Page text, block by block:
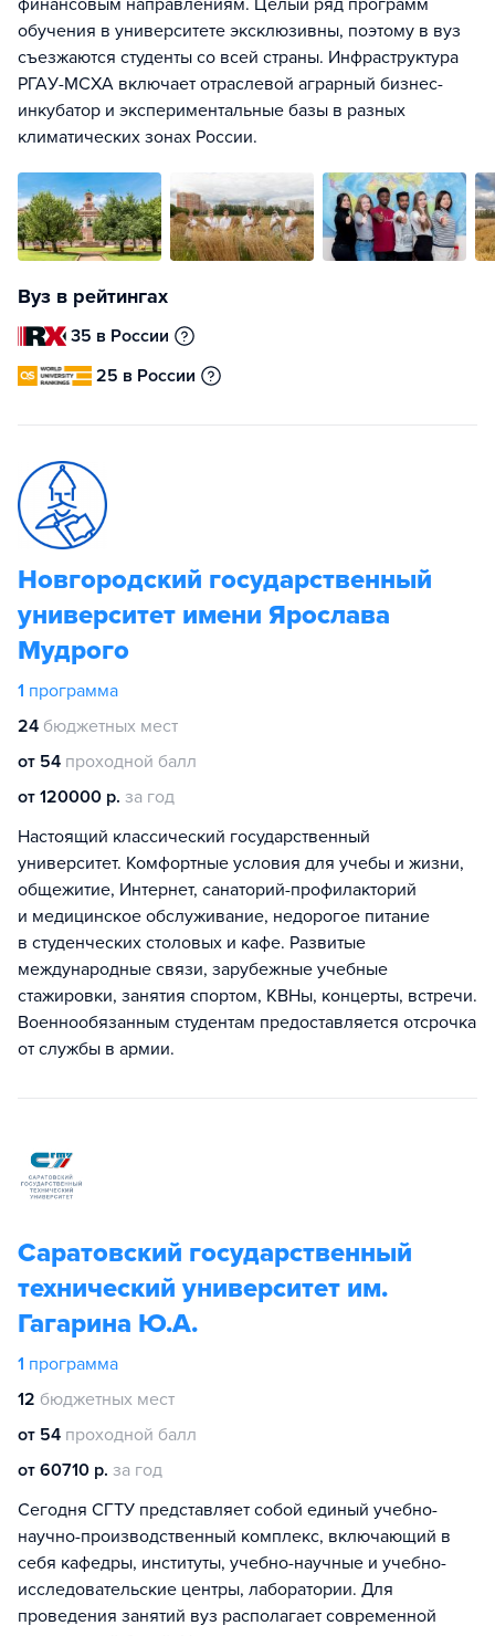
финансовым направлениям. Целый ряд программ
обучения в университете эксклюзивны, поэтому в вуз
съезжаются студенты со всей страны. Инфраструктура
РГАУ-МСХА включает отраслевой аграрный бизнес-
инкубатор и экспериментальные базы в разных
климатических зонах России.
Вуз в рейтингах
35 в России
25 в России
Новгородский государственный
университет имени Ярослава
Мудрого
1 программа
24 бюджетных мест
от 54 проходной балл
от 120000 р. за год
Настоящий классический государственный
университет. Комфортные условия для учебы и жизни,
общежитие, Интернет, санаторий-профилакторий
и медицинское обслуживание, недорогое питание
в студенческих столовых и кафе. Развитые
международные связи, зарубежные учебные
стажировки, занятия спортом, КВНы, концерты, встречи.
Военнообязанным студентам предоставляется отсрочка
от службы в армии.
Саратовский государственный
технический университет им.
Гагарина Ю.А.
1 программа
12 бюджетных мест
от 54 проходной балл
от 60710 р. за год
Сегодня СГТУ представляет собой единый учебно-
научно-производственный комплекс, включающий в
себя кафедры, институты, учебно-научные и учебно-
исследовательские центры, лаборатории. Для
проведения занятий вуз располагает современной